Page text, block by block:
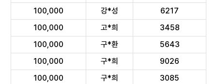
100,000
강*성
6217
100,000
고*희
3458
100,000
구*환
5643
100,000
구*희
9026
100,000
구*희
3085